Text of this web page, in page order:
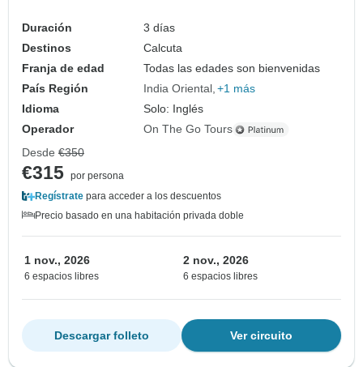
Duración
3 días
Destinos
Calcuta
Franja de edad
Todas las edades son bienvenidas
País Región
India Oriental +1 más
Idioma
Solo: Inglés
Operador
On The Go Tours
Desde €350
€315 por persona
Regístrate para acceder a los descuentos
Precio basado en una habitación privada doble
1 nov., 2026
6 espacios libres
2 nov., 2026
6 espacios libres
Ver circuito
Descargar folleto